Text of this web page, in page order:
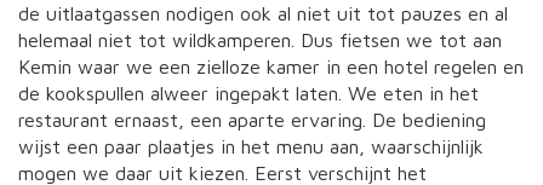
de uitlaatgassen nodigen ook al niet uit tot pauzes en al
helemaal niet tot wildkamperen. Dus fietsen we tot aan
Kemin waar we een zielloze kamer in een hotel regelen en
de kookspullen alweer ingepakt laten. We eten in het
restaurant ernaast, een aparte ervaring. De bediening
wijst een paar plaatjes in het menu aan, waarschijnlijk
mogen we daar uit kiezen. Eerst verschijnt het